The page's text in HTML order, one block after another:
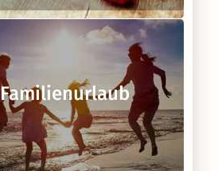
Familienurlaub